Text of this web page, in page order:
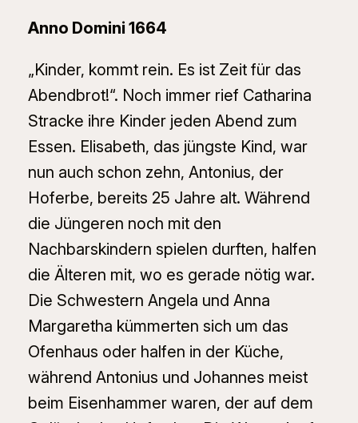
Anno Domini 1664
„Kinder, kommt rein. Es ist Zeit für das
Abendbrot!“. Noch immer rief Catharina
Stracke ihre Kinder jeden Abend zum
Essen. Elisabeth, das jüngste Kind, war
nun auch schon zehn, Antonius, der
Hoferbe, bereits 25 Jahre alt. Während
die Jüngeren noch mit den
Nachbarskindern spielen durften, halfen
die Älteren mit, wo es gerade nötig war.
Die Schwestern Angela und Anna
Margaretha kümmerten sich um das
Ofenhaus oder halfen in der Küche,
während Antonius und Johannes meist
beim Eisenhammer waren, der auf dem